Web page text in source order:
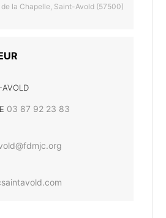
de la Chapelle, Saint-Avold (57500)
AVOLD
03 87 92 23 83